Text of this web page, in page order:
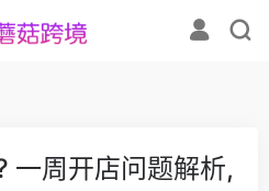
一周开店问题解析,